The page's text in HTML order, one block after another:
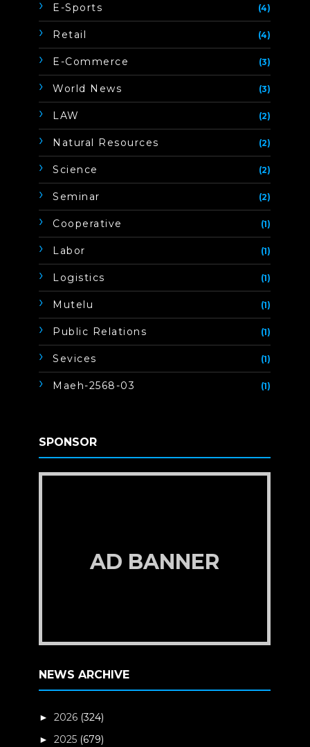
E-Sports (4)
Retail (4)
E-Commerce (3)
World News (3)
LAW (2)
Natural Resources (2)
Science (2)
Seminar (2)
Cooperative (1)
Labor (1)
Logistics (1)
Mutelu (1)
Public Relations (1)
Sevices (1)
Maeh-2568-03 (1)
SPONSOR
AD BANNER
NEWS ARCHIVE
►2026 (324)
►2025 (679)